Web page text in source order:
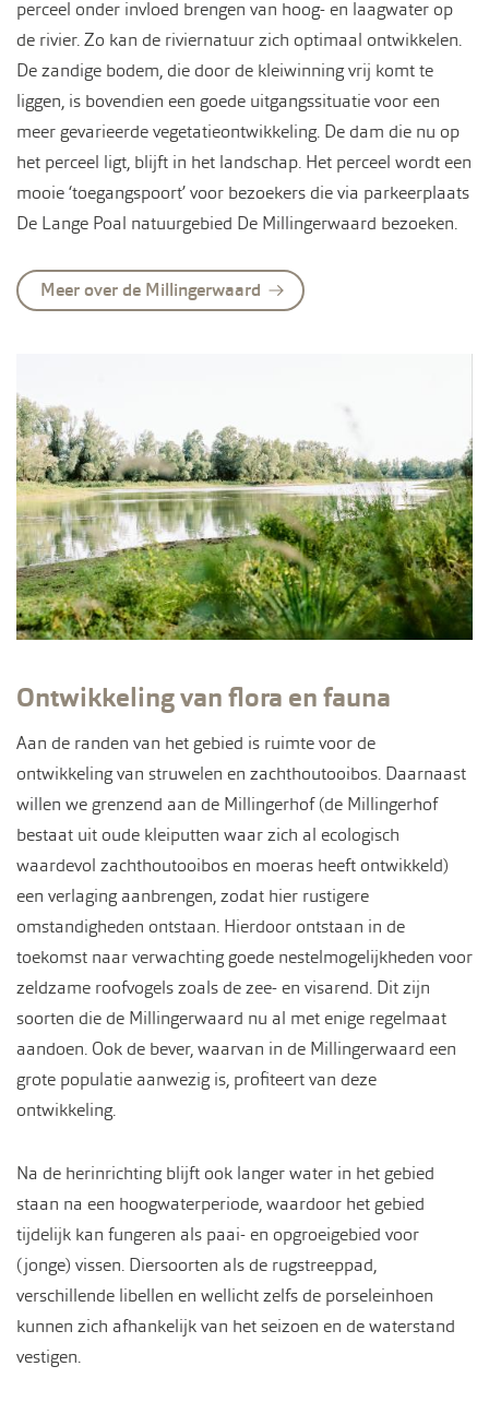
perceel onder invloed brengen van hoog- en laagwater op
de rivier. Zo kan de riviernatuur zich optimaal ontwikkelen.
De zandige bodem, die door de kleiwinning vrij komt te
liggen, is bovendien een goede uitgangssituatie voor een
meer gevarieerde vegetatieontwikkeling. De dam die nu op
het perceel ligt, blijft in het landschap. Het perceel wordt een
mooie ‘toegangspoort’ voor bezoekers die via parkeerplaats
De Lange Poal natuurgebied De Millingerwaard bezoeken.
Meer over de Millingerwaard
Ontwikkeling van flora en fauna
Aan de randen van het gebied is ruimte voor de
ontwikkeling van struwelen en zachthoutooibos. Daarnaast
willen we grenzend aan de Millingerhof (de Millingerhof
bestaat uit oude kleiputten waar zich al ecologisch
waardevol zachthoutooibos en moeras heeft ontwikkeld)
een verlaging aanbrengen, zodat hier rustigere
omstandigheden ontstaan. Hierdoor ontstaan in de
toekomst naar verwachting goede nestelmogelijkheden voor
zeldzame roofvogels zoals de zee- en visarend. Dit zijn
soorten die de Millingerwaard nu al met enige regelmaat
aandoen. Ook de bever, waarvan in de Millingerwaard een
grote populatie aanwezig is, profiteert van deze
ontwikkeling.
Na de herinrichting blijft ook langer water in het gebied
staan na een hoogwaterperiode, waardoor het gebied
tijdelijk kan fungeren als paai- en opgroeigebied voor
(jonge) vissen. Diersoorten als de rugstreeppad,
verschillende libellen en wellicht zelfs de porseleinhoen
kunnen zich afhankelijk van het seizoen en de waterstand
vestigen.